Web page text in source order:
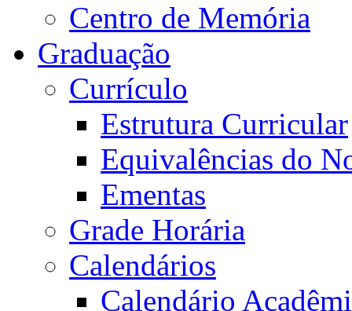
Centro de Memória
Graduação
Currículo
Estrutura Curricular
Equivalências do
Ementas
Grade Horária
Calendários
Calendário